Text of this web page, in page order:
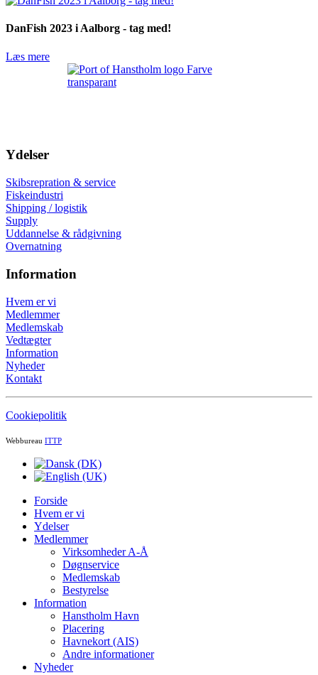
DanFish 2023 i Aalborg - tag med!
Læs mere
Ydelser
Skibsrepration & service
Fiskeindustri
Shipping / logistik
Supply
Uddannelse & rådgivning
Overnatning
Information
Hvem er vi
Medlemmer
Medlemskab
Vedtægter
Information
Nyheder
Kontakt
Cookiepolitik
Webbureau ITTP
Forside
Hvem er vi
Ydelser
Medlemmer
Virksomheder A-Å
Døgnservice
Medlemskab
Bestyrelse
Information
Hanstholm Havn
Placering
Havnekort (AIS)
Andre informationer
Nyheder